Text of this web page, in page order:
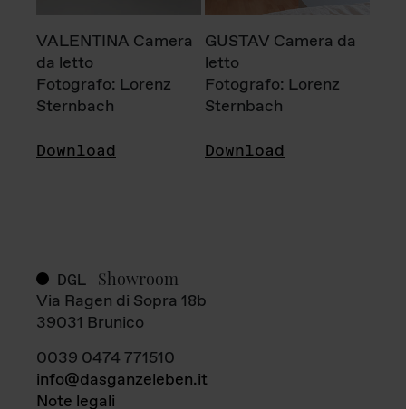
VALENTINA Camera
da letto
Fotografo: Lorenz
Sternbach
Download
GUSTAV Camera da
letto
Fotografo: Lorenz
Sternbach
Download
DGL Showroom
Via Ragen di Sopra 18b
39031 Brunico
0039 0474 771510
info@dasganzeleben.it
Note legali